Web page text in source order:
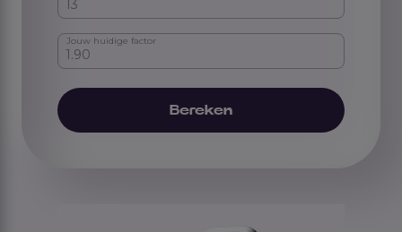
Jouw huidige factor
Bereken